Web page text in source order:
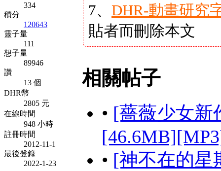
334
積分
120643
靈子量
111
想子量
89946
讚
13 個
DHR幣
2805 元
在線時間
948 小時
註冊時間
2012-11-1
最後登錄
2022-1-23
7、 DHR-動畫研究
貼者而刪除本文
相關帖子
• [薔薇少女新
• [神不在的星